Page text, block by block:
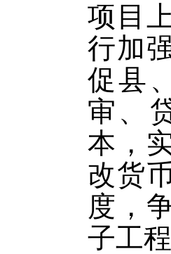
项目
行加
促县
审、
本，
改货
度，
子工程